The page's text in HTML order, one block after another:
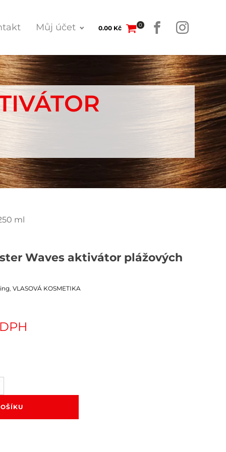
Můj účet 0.00 Kč 0
ml
Waves aktivátor plážových
VLASOVÁ KOSMETIKA